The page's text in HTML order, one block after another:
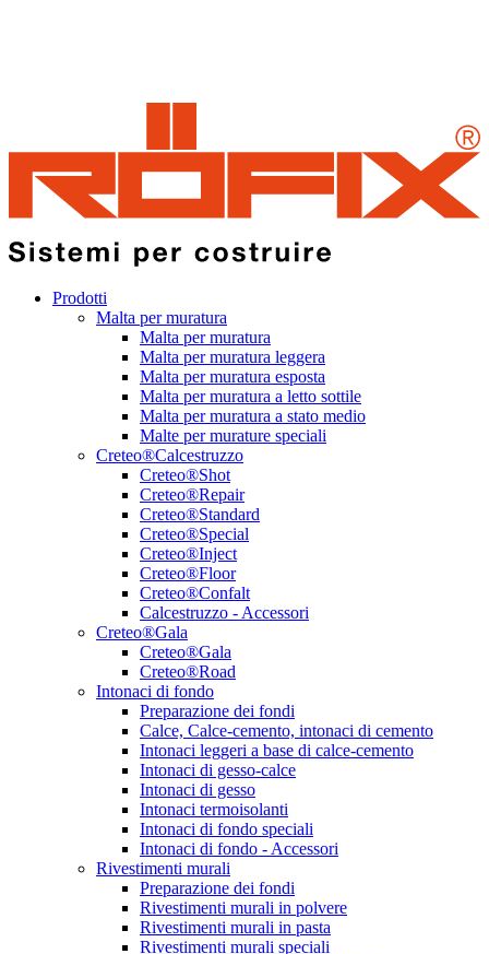
Prodotti
Malta per muratura
Malta per muratura
Malta per muratura leggera
Malta per muratura esposta
Malta per muratura a letto sottile
Malta per muratura a stato medio
Malte per murature speciali
Creteo®Calcestruzzo
Creteo®Shot
Creteo®Repair
Creteo®Standard
Creteo®Special
Creteo®Inject
Creteo®Floor
Creteo®Confalt
Calcestruzzo - Accessori
Creteo®Gala
Creteo®Gala
Creteo®Road
Intonaci di fondo
Preparazione dei fondi
Calce, Calce-cemento, intonaci di cemento
Intonaci leggeri a base di calce-cemento
Intonaci di gesso-calce
Intonaci di gesso
Intonaci termoisolanti
Intonaci di fondo speciali
Intonaci di fondo - Accessori
Rivestimenti murali
Preparazione dei fondi
Rivestimenti murali in polvere
Rivestimenti murali in pasta
Rivestimenti murali speciali